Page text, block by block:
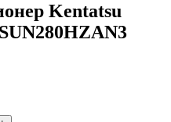
Kentatsu